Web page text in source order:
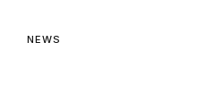
NEWS